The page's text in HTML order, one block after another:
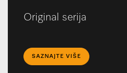
Original serija
SAZNAJTE VIŠE